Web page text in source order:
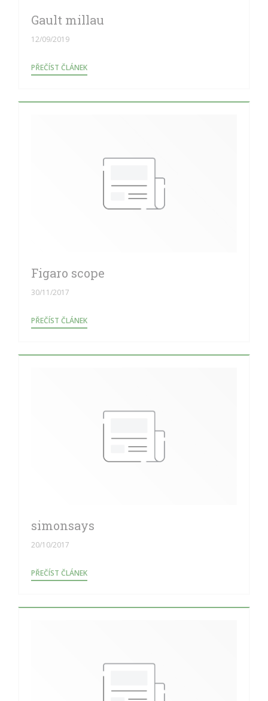
Gault millau
12/09/2019
PŘEČÍST ČLÁNEK((OTEVŘE SE V NOVÉM OKNĚ))
Figaro scope
30/11/2017
PŘEČÍST ČLÁNEK((OTEVŘE SE V NOVÉM OKNĚ))
simonsays
20/10/2017
PŘEČÍST ČLÁNEK((OTEVŘE SE V NOVÉM OKNĚ))